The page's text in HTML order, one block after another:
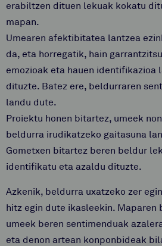
erabiltzen dituen lekuak kokatu
mapan.
Umearen afektibitatea lantzea
da, eta horregatik, hain
emozioak eta hauen identifikazioa
dituzte. Batez ere, beldurraren
landu dute.
Proiektu honen bitartez, umeek
beldurra irudikatzeko gaitasuna
Gometxen bitartez beren beldur
identifikatu eta azaldu dituzte.
Azkenik, beldurra uxatzeko zer
hitz egin dute ikasleekin. Maparen
umeek beren sentimenduak
eta denon artean konponbideak